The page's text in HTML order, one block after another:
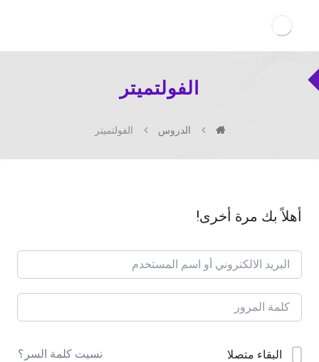
الفولتميتر
الدروس الفولتميتر
أهلاً بك مرة أخرى!
البقاء متصلا نسيت كلمة السر؟